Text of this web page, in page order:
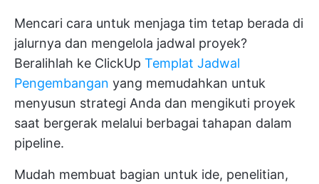
Mencari cara untuk menjaga tim tetap berada di
jalurnya dan mengelola jadwal proyek?
Beralihlah ke ClickUp Templat Jadwal
Pengembangan yang memudahkan untuk
menyusun strategi Anda dan mengikuti proyek
saat bergerak melalui berbagai tahapan dalam
pipeline.
Mudah membuat bagian untuk ide, penelitian,